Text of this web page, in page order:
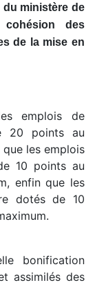
ministère de
des
de la mise en
emplois de
20 points au
les emplois
10 points au
enfin que les
dotés de 10
bonification
assimilés des